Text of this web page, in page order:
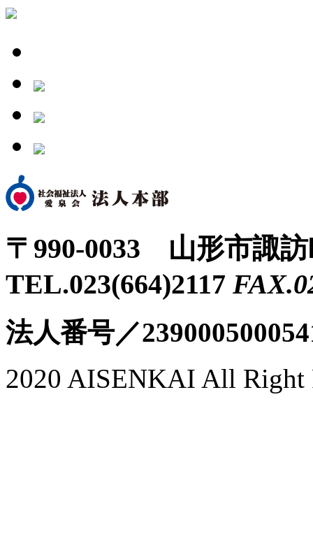
〒990-0033 山形市諏
TEL.023(664)2117
法人番号／
2020 AISENKAI All Right